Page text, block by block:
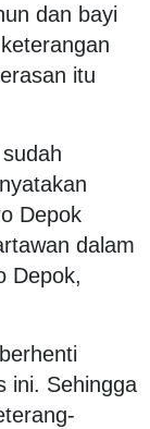
dan bayi
itu
Depok
dalam
Depok,
ini. Sehingga